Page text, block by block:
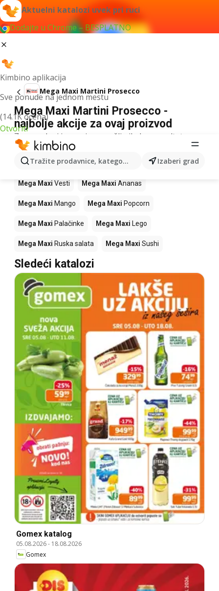
Aktuelni katalozi uvek pri ruci
Dodajte u Chrome – BESPLATNO
Kimbino aplikacija
Sve ponude na jednom mestu
(14.1K ocena)
Otvoriti
Tražite prodavnice, kategorije, proizvode...Izaberi grad
Mega Maxi Martini Prosecco
Mega Maxi Martini Prosecco -
najbolje akcije za ovaj proizvod
Za navedeni izraz nismo našli nikakav rezultat.
Drugi proizvodi u prodavnicama Mega
Maxi
Mega Maxi Vesti Mega Maxi Ananas
Mega Maxi Mango Mega Maxi Popcorn
Mega Maxi Palačinke Mega Maxi Lego
Mega Maxi Ruska salata Mega Maxi Sushi
Sledeći katalozi
Gomex katalog
05.08.2026- 18.08.2026
Gomex